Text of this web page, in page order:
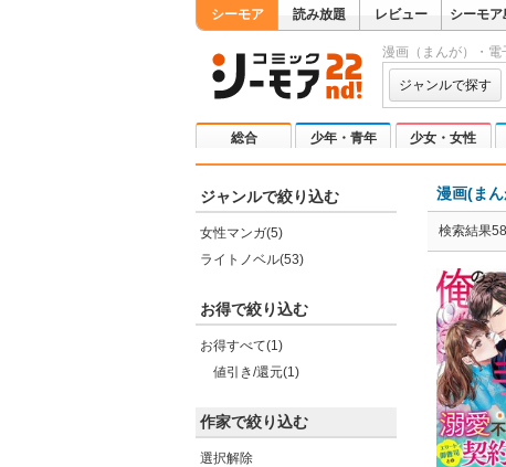
シーモア 読み放題 レビュー シーモア
漫画（まんが）・電
ジャンルで探す
総合 少年・青年 少女・女性
ジャンルで絞り込む
女性マンガ(5)
ライトノベル(53)
お得で絞り込む
お得すべて(1)
値引き/還元(1)
作家で絞り込む
選択解除
漫画(ま
検索結果